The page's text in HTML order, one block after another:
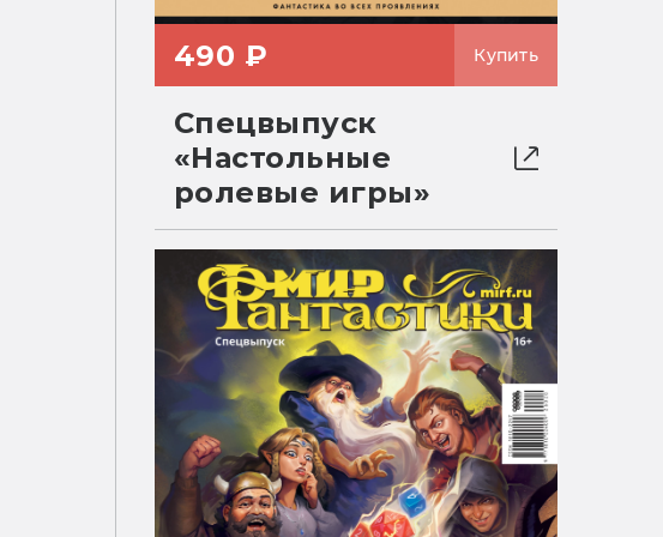
490 ₽ Купить
Спецвыпуск
«Настольные
ролевые игры»